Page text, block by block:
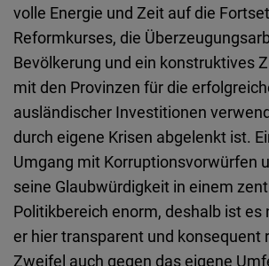
volle Energie und Zeit auf die
Reformkurses, die
Bevölkerung und ein konstruktives
mit den Provinzen für die
ausländischer Investitionen
durch eigene Krisen abgelenkt ist.
Umgang mit Korruptionsvorwürfen
seine Glaubwürdigkeit in einem
Politikbereich enorm, deshalb ist es
er hier transparent und konsequent
Zweifel auch gegen das eigene